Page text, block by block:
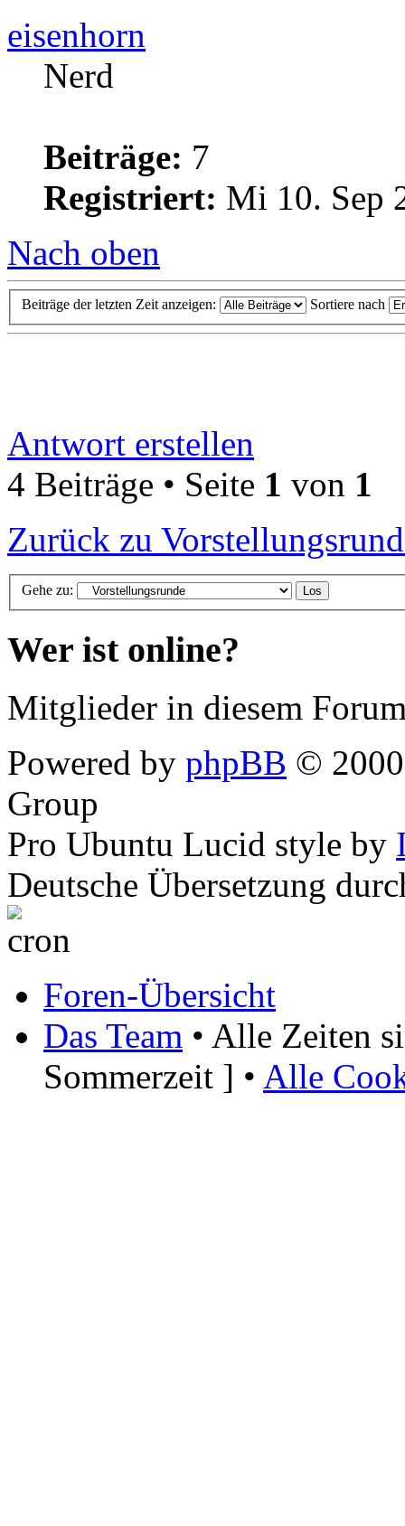
eisenhorn
Nerd
Beiträge: 7
Registriert: Mi 10. Sep
Nach oben
Beiträge der letzten Zeit anzeigen: Sortiere nach
Antwort erstellen
4 Beiträge • Seite 1 von 1
Zurück zu
Gehe zu:
Wer ist online?
Mitglieder in diesem
Powered by phpBB ©
Group
Pro Ubuntu Lucid style by
Deutsche Übersetzung
Foren-Übersicht
Das Team • Alle Zeiten
Sommerzeit ] • Alle